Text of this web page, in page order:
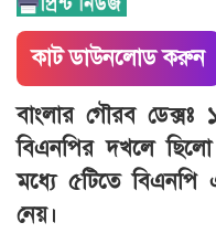
কাট ডাউনলোড করুন
বাংলার গৌরব ডেক্সঃ
বিএনপির দখলে
মধ্যে ৫টিতে
নেয়।